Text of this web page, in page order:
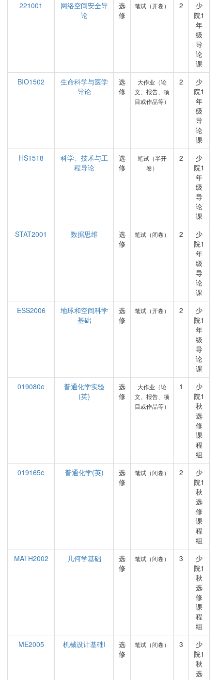
221001
网络空间安全导
论
选
修
笔试（开卷） 2
少
院1
年
级
导
论
课
BIO1502
生命科学与医学
导论
选
修
大作业（论
文、报告、项
目或作品等）
2
少
院1
年
级
导
论
课
HS1518
科学、技术与工
程导论
选
修
笔试（半开
卷）
2
少
院1
年
级
导
论
课
STAT2001
数据思维
选
修
笔试（闭卷） 2
少
院1
年
级
导
论
课
ESS2006
地球和空间科学
基础
选
修
笔试（开卷） 2
少
院1
年
级
导
论
课
019080e
普通化学实验
(英)
选
修
大作业（论
文、报告、项
目或作品等）
1
少
院1
秋
选
修
课
程
组
019165e
普通化学(英)
选
修
笔试（闭卷） 2
少
院1
秋
选
修
课
程
组
MATH2002
几何学基础
选
修
笔试（闭卷） 3
少
院1
秋
选
修
课
程
组
ME2005
机械设计基础I
选
修
笔试（闭卷） 3
少
院1
秋
选